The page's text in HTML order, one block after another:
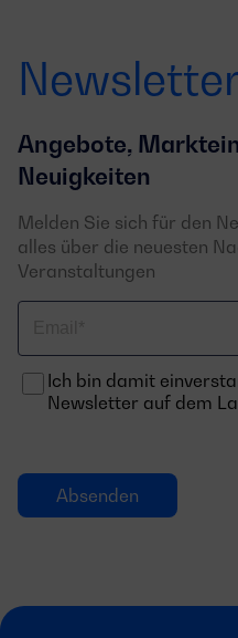
Angebote,
Neuigkeiten
Melden Sie sich für den
alles über die neuesten
Veranstaltungen
Ich bin damit
Newsletter auf dem